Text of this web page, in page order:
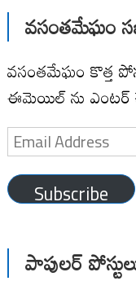
వసంతమేఘం
వసంతమేఘం కొత్త
ఈమెయిల్ ను
Email
Address
Subscribe
పాపులర్